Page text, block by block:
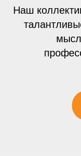
Наш